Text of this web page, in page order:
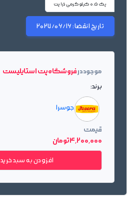
پک 0.5 کیلو گرمی دُرا پت
تاریخ انقضا:2027/06/16
موجود درفروشگاه پت استایلیست
برند:
جوسرا
قیمت
4٬200٬000 تومان
افزودن به سبد خرید